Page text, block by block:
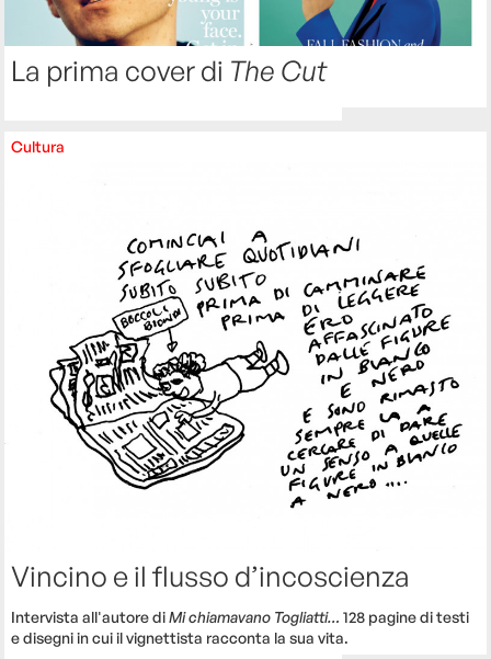
La prima cover di The Cut
Cultura
Vincino e il flusso d’incoscienza
Intervista all'autore diMi chiamavano Togliatti… 128 pagine di testi
e disegni in cui il vignettista racconta la sua vita.